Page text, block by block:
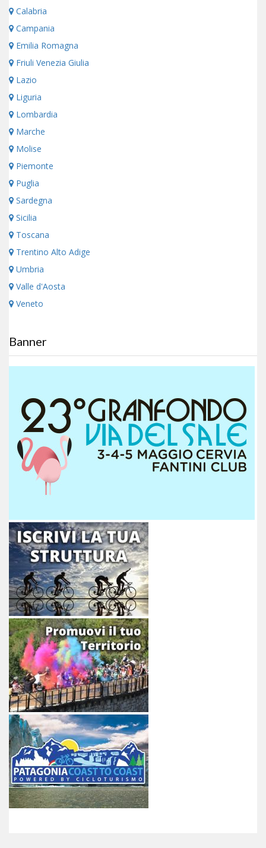
Calabria
Campania
Emilia Romagna
Friuli Venezia Giulia
Lazio
Liguria
Lombardia
Marche
Molise
Piemonte
Puglia
Sardegna
Sicilia
Toscana
Trentino Alto Adige
Umbria
Valle d'Aosta
Veneto
Banner